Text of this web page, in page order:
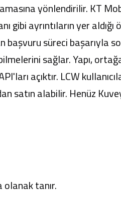
yönlendirilir. KT
gibi ayrıntıların yer
süreci başarıyla
sağlar. Yapı,
açıktır. LCW
satın alabilir. Henüz
tanır.